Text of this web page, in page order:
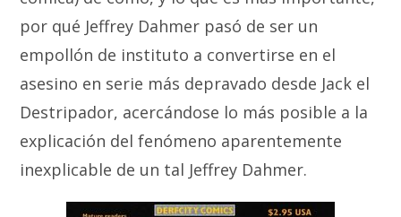
por qué Jeffrey Dahmer pasó de ser un
empollón de instituto a convertirse en el
asesino en serie más depravado desde Jack el
Destripador, acercándose lo más posible a la
explicación del fenómeno aparentemente
inexplicable de un tal Jeffrey Dahmer.